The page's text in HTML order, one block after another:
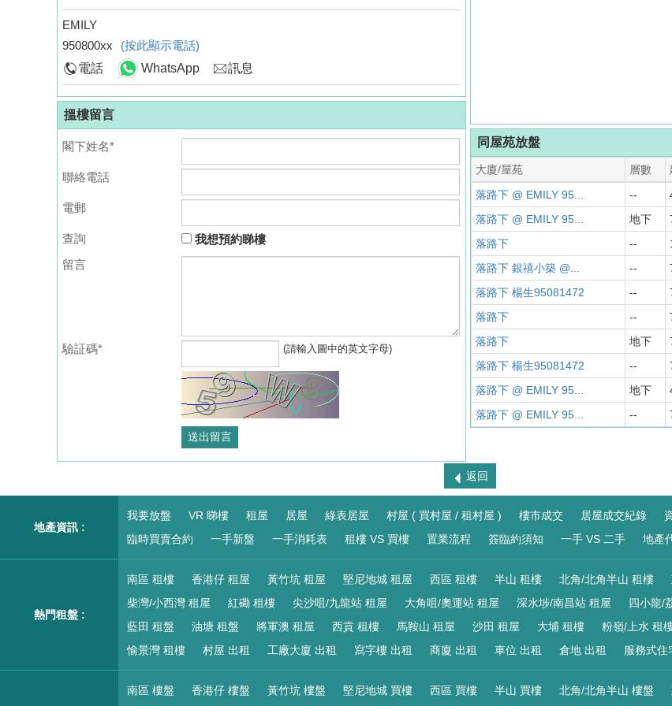
EMILY
950800xx
(按此顯示電話)
電話
WhatsApp 訊息
搵樓留言
閣下姓名*
聯絡電話
電郵
查詢
我想預約睇樓
留言
驗証碼* (請輸入圖中的英文字母)
同屋苑放盤
大廈/屋苑 層數
落路下 @ EMILY 95...
--
落路下 @ EMILY 95...
地下
落路下
--
落路下 銀禧小築 @...
--
落路下 楊生95081472
--
落路下
--
落路下
地下
落路下 楊生95081472
--
落路下 @ EMILY 95...
地下
落路下 @ EMILY 95...
--
返回
地產資訊 :
我要放盤 VR 睇樓 租屋 居屋 綠表居屋 村屋 ( 買村屋 / 租村屋 ) 樓市成交 居屋成交紀錄
臨時買賣合約
一手新盤 一手消耗表 租樓 VS 買樓 置業流程 簽臨約須知 一手 VS 二手 地產
熱門租盤 :
南區 租樓 香港仔 租屋 黃竹坑 租屋 堅尼地城 租屋 西區 租樓 半山 租樓 北角/北角半山 租樓
柴灣/小西灣 租屋
紅磡 租樓 尖沙咀/九龍站 租屋 大角咀/奧運站 租屋 深水埗/南昌站 租屋 四小龍/
藍田 租盤
油塘 租盤 將軍澳 租屋 西貢 租樓 馬鞍山 租屋 沙田 租屋 大埔 租樓 粉嶺/上水 租
愉景灣 租樓
村屋 出租 工廠大廈 出租 寫字樓 出租 商廈 出租 車位 出租 倉地 出租 服務式住
南區 樓盤 香港仔 樓盤 黃竹坑 樓盤 堅尼地城 買樓 西區 買樓 半山 買樓 北角/北角半山 樓盤